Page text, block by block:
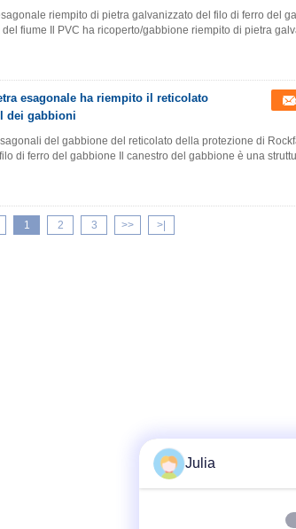
riempito di pietra galvanizzato del filo di ferro del
fiume Il PVC ha ricoperto/gabbione riempito di pietra
esagonale ha riempito il reticolato
dei gabbioni
del gabbione del reticolato della protezione di
di ferro del gabbione Il canestro del gabbione è una
1 2 3 >> >|
Julia